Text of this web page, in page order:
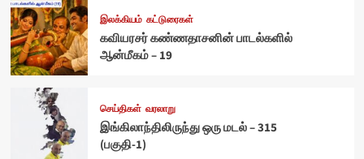
இலக்கியம் கட்டுரைகள்
கவியரசர் கண்ணதாசனின் பாடல்களில்
ஆன்மீகம் – 19
செய்திகள் வரலாறு
இங்கிலாந்திலிருந்து ஒரு மடல் – 315
(பகுதி-1)